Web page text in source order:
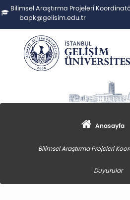
Bilimsel Araştırma Projeleri
bapk@gelisim.edu.tr
Anasayfa
Bilimsel Araştırma Projeleri
Duyurular